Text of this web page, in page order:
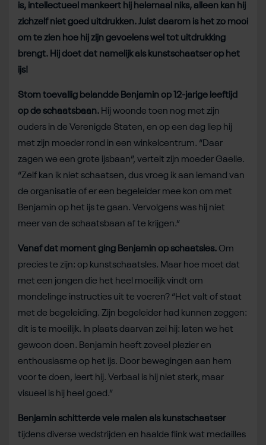
is, intellectueel mankeert hij helemaal niks, alleen kan hij
zichzelf niet goed uitdrukken. Juist daarom is het zo mooi
om te zien hoe hij zijn gevoelens wel tot uitdrukking
brengt. Hij doet dat namelijk als kunstschaatser op het
ijs!
Stom toevallig belandde Benjamin op 12-jarige leeftijd
op de schaatsbaan. Hij woonde toen nog met zijn
ouders in de Verenigde Staten, en op een dag liep hij
met zijn moeder rond in een winkelcentrum. “Daar
zagen we een grote ijsbaan”, vertelt zijn moeder Gaelle.
“Zelf kan ik niet schaatsen, dus vroeg ik aan iemand van
de organisatie of er een begeleider mee kon om met
Benjamin op het ijs te gaan. Vervolgens was hij niet
meer van de schaatsbaan af te krijgen.”
Vanaf dat moment ging Benjamin op schaatsles. Om
precies te zijn: op kunstschaatsles. Maar hoe moet dat
met een jongen die het heel moeilijk vindt om
mondelinge instructies uit te voeren? “Het valt of staat
met de begeleiding. Zijn begeleider had kunnen zeggen:
dit is te moeilijk. In plaats daarvan zei hij: laten we het
gewoon doen. Benjamin heeft zoveel plezier en
enthousiasme op het ijs. Door bewegingen aan hem
voor te doen, leert hij. Verbaal is hij niet sterk, maar
visueel is hij heel goed.”
Benjamin schitterde vele malen als kunstschaatser
tijdens diverse wedstrijden en haalde flink wat medailles